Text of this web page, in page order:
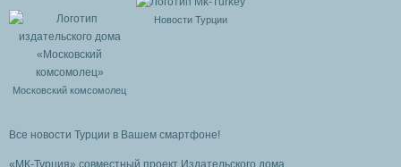
Московский комсомолец
Новости Турции
Все новости Турции в Вашем смартфоне!
«МК-Турция» совместный проект Издательского дома